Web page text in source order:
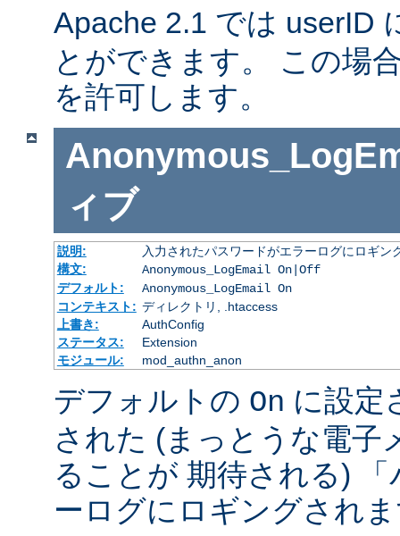
Apache 2.1 では userID
とができます。 この場
を許可します。
ィブ
説明:
入力されたパスワードがエラーログにロギン
構文:
Anonymous_LogEmail On|Off
デフォルト:
Anonymous_LogEmail On
コンテキスト: ディレクトリ, .htaccess
上書き:
AuthConfig
ステータス:
Extension
モジュール:
mod_authn_anon
デフォルトの On に設定
された (まっとうな電子
ることが 期待される)
ーログにロギングされ